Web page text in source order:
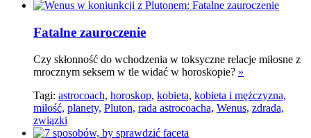
Fatalne zauroczenie
Czy skłonność do wchodzenia w toksyczne relacje miłosne z
mrocznym seksem w tle widać w horoskopie? »
Tagi: astrocoach, horoskop, kobieta, kobieta i mężczyzna,
miłość, planety, Pluton, rada astrocoacha, Wenus, zdrada,
związki